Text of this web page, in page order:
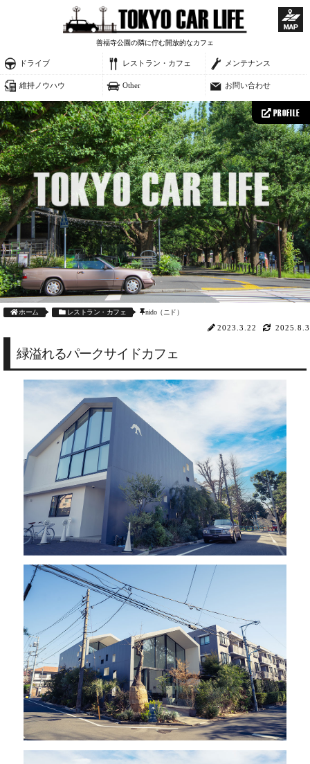
善福寺公園の隣に佇む開放的なカフェ
ドライブ レストラン・カフェ メンテナンス
維持ノウハウ Other お問い合わせ
PROFILE
ホーム レストラン・カフェ nido（ニド）
2023.3.22 2025.8.3
緑溢れるパークサイドカフェ